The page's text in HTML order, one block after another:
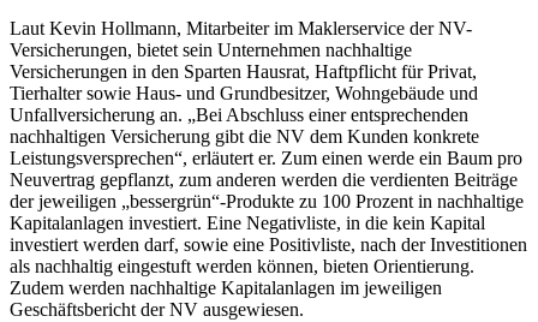
Laut Kevin Hollmann, Mitarbeiter im Maklerservice der NV-
Versicherungen, bietet sein Unternehmen nachhaltige
Versicherungen in den Sparten Hausrat, Haftpflicht für Privat,
Tierhalter sowie Haus- und Grundbesitzer, Wohngebäude und
Unfallversicherung an. „Bei Abschluss einer entsprechenden
nachhaltigen Versicherung gibt die NV dem Kunden konkrete
Leistungsversprechen“, erläutert er. Zum einen werde ein Baum pro
Neuvertrag gepflanzt, zum anderen werden die verdienten Beiträge
der jeweiligen „bessergrün“-Produkte zu 100 Prozent in nachhaltige
Kapitalanlagen investiert. Eine Negativliste, in die kein Kapital
investiert werden darf, sowie eine Positivliste, nach der Investitionen
als nachhaltig eingestuft werden können, bieten Orientierung.
Zudem werden nachhaltige Kapitalanlagen im jeweiligen
Geschäftsbericht der NV ausgewiesen.